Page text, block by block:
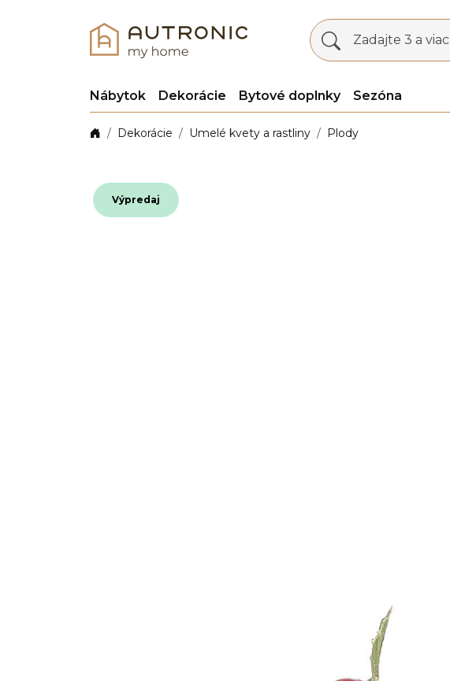
Zadajte 3 a
Nábytok Dekorácie Bytové doplnky Sezóna
Dekorácie Umelé kvety a rastliny Plody
Výpredaj